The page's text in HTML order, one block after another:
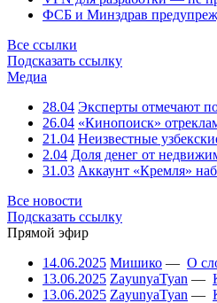
ФСБ и Минздрав
Все ссылки
Подсказать ссылку
Медиа
28.04 Эксперты отмечают
26.04 «Кинопоиск»
21.04 Неизвестные
2.04 Доля денег от
31.03 Аккаунт «Кремля»
Все новости
Подсказать ссылку
Прямой эфир
14.06.2025 Мишико — О
13.06.2025 ZayunyaTyan —
13.06.2025 ZayunyaTyan —